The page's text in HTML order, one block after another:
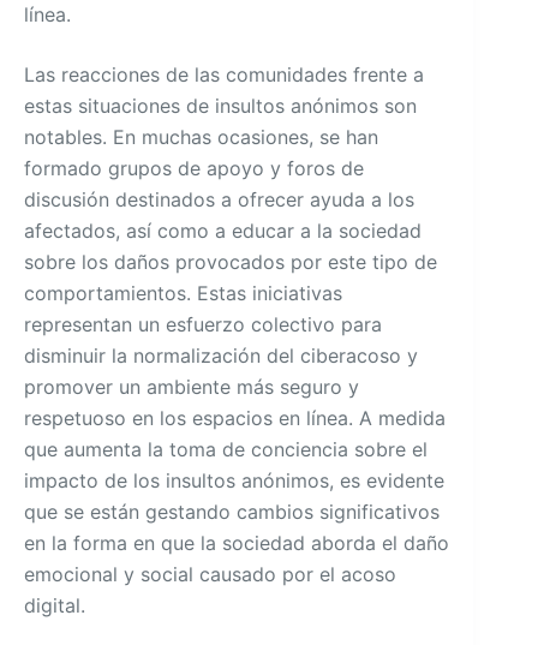
línea.
Las reacciones de las comunidades frente a
estas situaciones de insultos anónimos son
notables. En muchas ocasiones, se han
formado grupos de apoyo y foros de
discusión destinados a ofrecer ayuda a los
afectados, así como a educar a la sociedad
sobre los daños provocados por este tipo de
comportamientos. Estas iniciativas
representan un esfuerzo colectivo para
disminuir la normalización del ciberacoso y
promover un ambiente más seguro y
respetuoso en los espacios en línea. A medida
que aumenta la toma de conciencia sobre el
impacto de los insultos anónimos, es evidente
que se están gestando cambios significativos
en la forma en que la sociedad aborda el daño
emocional y social causado por el acoso
digital.